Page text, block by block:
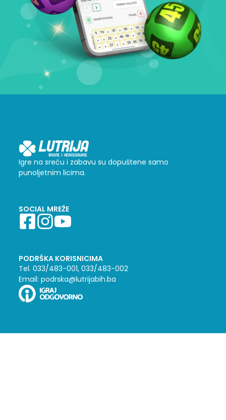
Igre na sreću i zabavu su dopuštene samo
punoljetnim licima.
SOCIAL MREŽE
PODRŠKA KORISNICIMA
Tel. 033/483-001, 033/483-002
Email: podrska@lutrijabih.ba